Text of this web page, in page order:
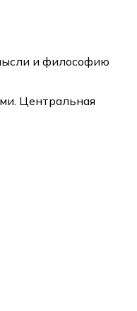
и философию
Центральная